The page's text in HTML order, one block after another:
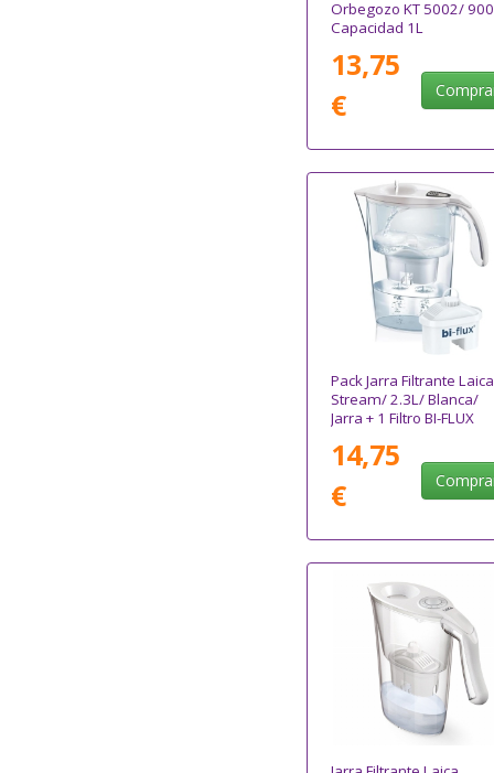
Orbegozo KT 5002/
Capacidad 1L
13,75
€
Pack Jarra Filtrante Laica
Stream/ 2.3L/ Blanca/
Jarra + 1 Filtro BI-FLUX
14,75
€